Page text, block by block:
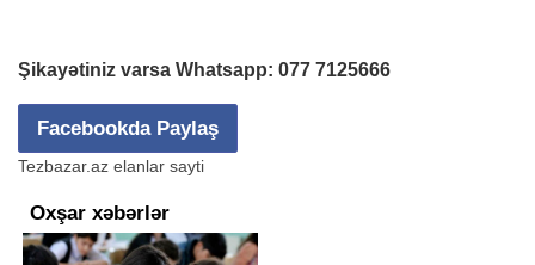
Şikayətiniz varsa Whatsapp: 077 7125666
Facebookda Paylaş
Tezbazar.az elanlar sayti
Oxşar xəbərlər